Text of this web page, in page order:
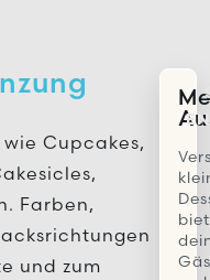
Cupcakes,
Farben,
und zum